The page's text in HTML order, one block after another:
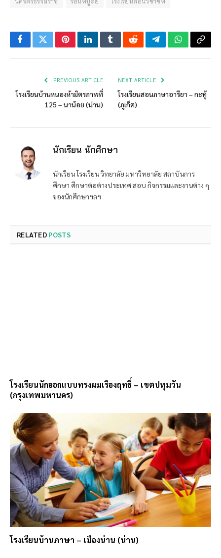
FacebookTwitterPinterestLinkedInTumblrRedditTelegramWhatsApp
Copy
PREVIOUS ARTICLE
โรงเรียนบ้านหนองห้ามิตรภาพที่
125 – นาน้อย (น่าน)
NEXT ARTICLE
โรงเรียนสอนภาษาอารียา – กะทู้
(ภูเก็ต)
นักเรียน นักศึกษา
นักเรียน โรงเรียน วิทยาลัย มหาวิทยาลัย สถาบันการ
ศึกษา ศึกษาต่อต่างประเทศ สอบ กิจกรรมและงานต่าง ๆ
ของนักศึกษาฯลฯ
RELATED POSTS
โรงเรียนนักออกแบบทรงผมเรืองฤทธิ์ – เขตปทุมวัน
(กรุงเทพมหานคร)
โรงเรียนบ้านภาษา – เมืองน่าน (น่าน)